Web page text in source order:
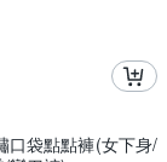
口袋點點褲(女下身/